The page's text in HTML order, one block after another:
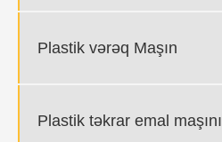
Plastik vərəq Maşın
Plastik təkrar emal maşını